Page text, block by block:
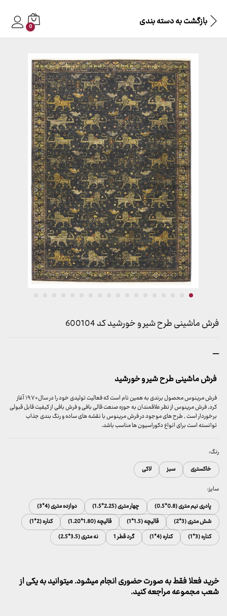
بازگشت بهدسته بندی 0
فرش ماشینی طرح شیر و خورشید کد 600104
–محدوده
899,000 تومان
تا
23,999,000 تومان
فرش ماشینی طرح شیر و خورشید
فرش مرینوس محصول برندی به همین نام است که فعالیت تولیدی خود را در سال ۱۹۷۰ آغاز
کرد, فرش مرینوس از نظر علاقمندان به حوزه صنعت قالی بافی و فرش بافی از کیفیت قابل قبولی
برخوردار است , طرح های موجود در فرش مرینوس با نقشه های ساده و رنگ بندی جذاب
توانسته است برای انواع دکوراسیون ها مناسب باشد.
رنگ:
خاکستری
سبز
لاکی
سایز:
پادری نیم متری (0.8*0.5)
چهار متری (2.25*1.5)
دوازده متری (4*3)
شش متری (3*2)
قالیچه (1.5*1) قالیچه (1.80*1.20)
کناره (2*1)
کناره (3*1)
کناره (4*1) گرد قطر 1 نه متری (3.5*2.5)
خرید فعلا فقط به صورت حضوری انجام میشود. میتوانید به یکی از
شعب مجموعه مراجعه کنید.